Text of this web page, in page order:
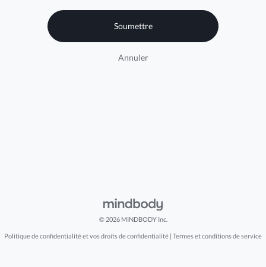
Annuler
© 2026 MINDBODY Inc.
Politique de confidentialité et vos droits de confidentialité | Termes et conditions de service